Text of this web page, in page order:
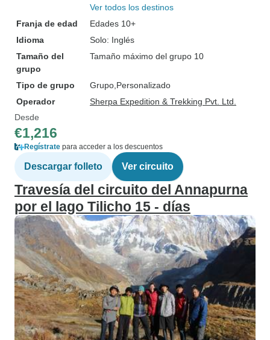
Ver todos los destinos
Franja de edad
Edades 10+
Idioma
Solo: Inglés
Tamaño del
grupo
Tamaño máximo del grupo 10
Tipo de grupo Grupo Personalizado
Operador
Sherpa Expedition & Trekking Pvt. Ltd.
Desde
€1,216
Regístrate para acceder a los descuentos
Descargar folleto Ver circuito
Travesía del circuito del Annapurna
por el lago Tilicho 15 - días